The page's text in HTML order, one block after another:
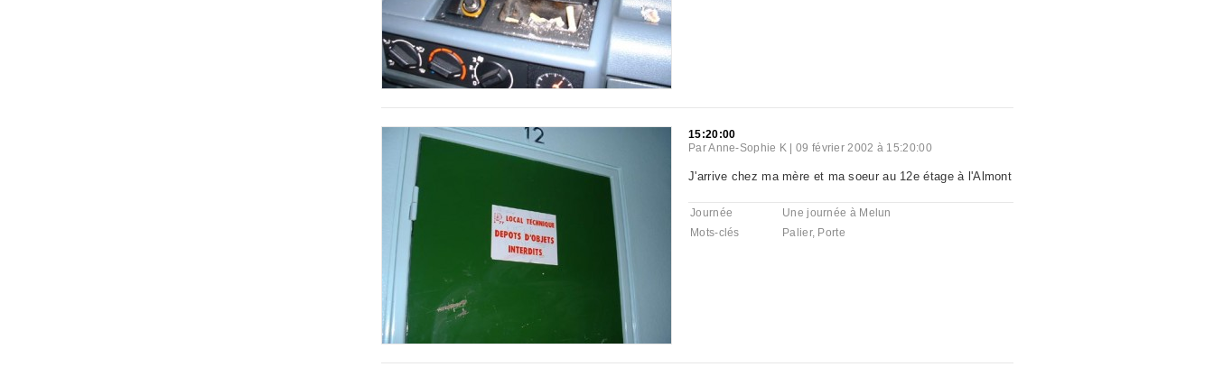
15:20:00
ParAnne-Sophie K |09 février 2002 à 15:20:00
J'arrive chez ma mère et ma soeur au 12e étage à l'Almont
Journée
Une journée à Melun
Mots-clés
Palier, Porte